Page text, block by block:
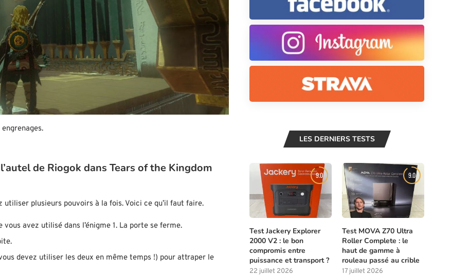
de Riogok dans Tears of the Kingdom
plusieurs pouvoirs à la fois. Voici ce qu’il faut faire.
avez utilisé dans l’énigme 1. La porte se ferme.
devez utiliser les deux en même temps !) pour attraper le
LES DERNIERS TESTS
9.0
Test Jackery Explorer
2000 V2 : le bon
compromis entre
puissance et transport ?
22 juillet 2026
9.0
Test MOVA Z70 Ultra
Roller Complete : le
haut de gamme à
rouleau passé au crible
17 juillet 2026